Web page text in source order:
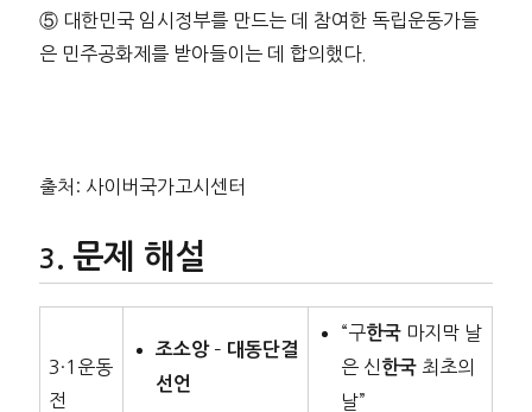
⑤ 대한민국 임시정부를 만드는 데 참여한 독립운동가들
은 민주공화제를 받아들이는 데 합의했다.
출처: 사이버국가고시센터
문제 해설
3·1운동
전
조소앙– 대동단결
선언
“구한국마지막 날
은 신 한국최초의
날”